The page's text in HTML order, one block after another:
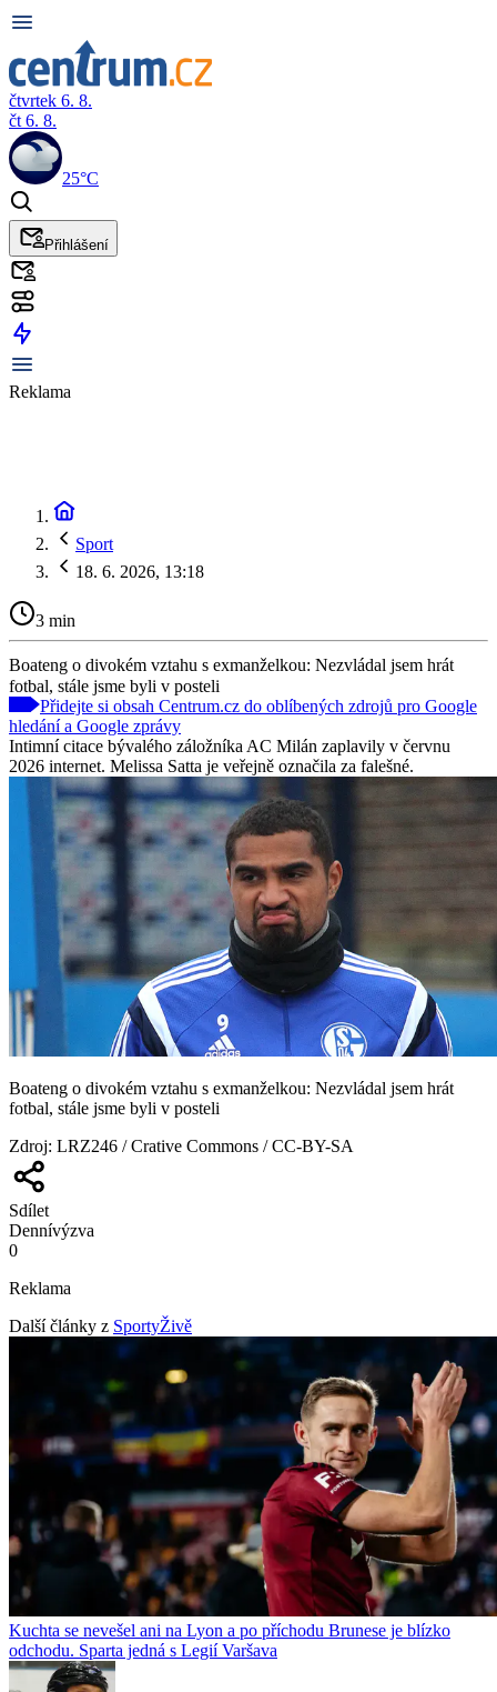
čtvrtek 6. 8.
čt 6. 8.
25°C
Přihlášení
Reklama
Sport
18. 6. 2026, 13:18
3 min
Boateng o divokém vztahu s exmanželkou: Nezvládal jsem hrát
fotbal, stále jsme byli v posteli
Přidejte si obsah Centrum.cz do oblíbených zdrojů pro Google
hledání a Google zprávy
Intimní citace bývalého záložníka AC Milán zaplavily v červnu
2026 internet. Melissa Satta je veřejně označila za falešné.
Boateng o divokém vztahu s exmanželkou: Nezvládal jsem hrát
fotbal, stále jsme byli v posteli
Zdroj: LRZ246 / Crative Commons / CC-BY-SA
Sdílet
Dennívýzva
0
Reklama
Další články z SportyŽivě
Kuchta se nevešel ani na Lyon a po příchodu Brunese je blízko
odchodu. Sparta jedná s Legií Varšava